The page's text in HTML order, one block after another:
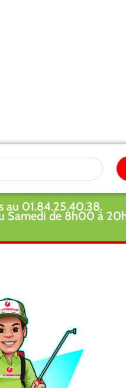
au 01.84.25.40.38.
Samedi de 8h00 à